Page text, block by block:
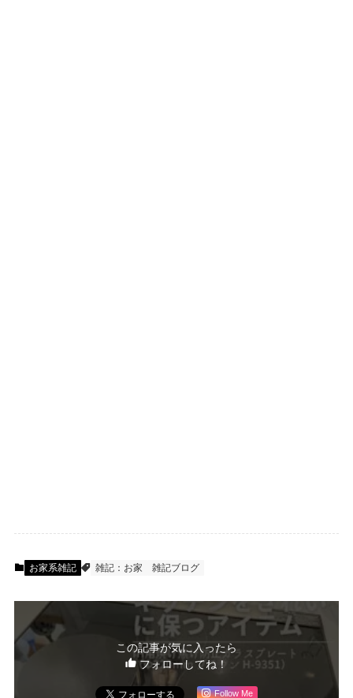
お家系雑記 雑記：お家 雑記ブログ
この記事が気に入ったら
フォローしてね！
Follow Me